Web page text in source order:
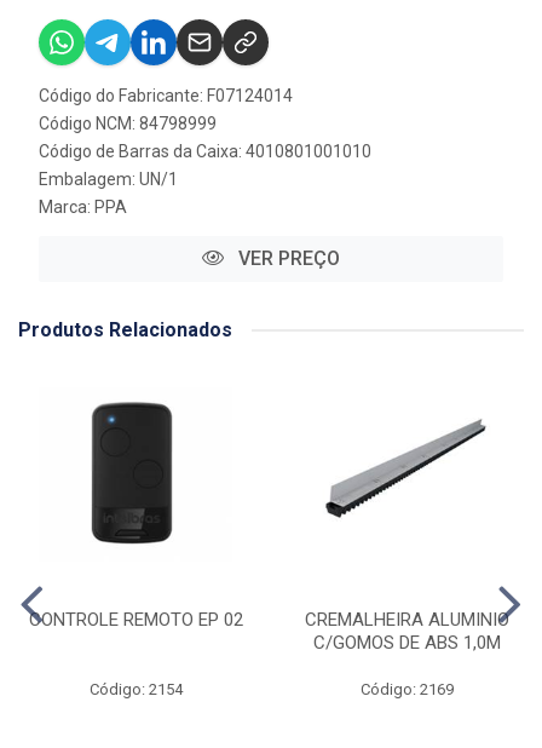
Código do Fabricante: F07124014
Código NCM: 84798999
Código de Barras da Caixa: 4010801001010
Embalagem: UN/1
Marca: PPA
VER PREÇO
Produtos Relacionados
CONTROLE REMOTO EP 02
Código: 2154
CREMALHEIRA ALUMINIO
C/GOMOS DE ABS 1,0M
Código: 2169